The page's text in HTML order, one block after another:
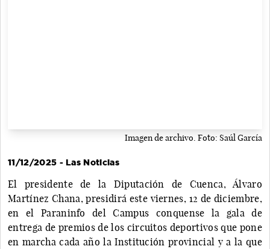
Imagen de archivo. Foto: Saúl García
11/12/2025 - Las Noticias
El presidente de la Diputación de Cuenca, Álvaro
Martínez Chana, presidirá este viernes, 12 de diciembre,
en el Paraninfo del Campus conquense la gala de
entrega de premios de los circuitos deportivos que pone
en marcha cada año la Institución provincial y a la que